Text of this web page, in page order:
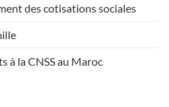
des cotisations sociales
à la CNSS au Maroc